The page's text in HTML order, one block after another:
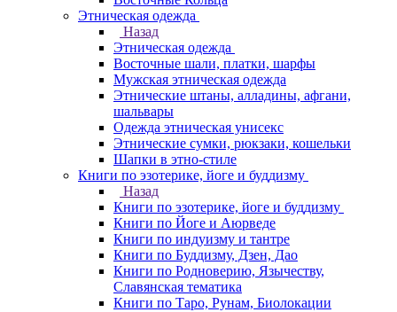
Этническая одежда
Назад
Этническая одежда
Восточные шали, платки, шарфы
Мужская этническая одежда
Этнические штаны, алладины, афгани,
шальвары
Одежда этническая унисекс
Этнические сумки, рюкзаки, кошельки
Шапки в этно-стиле
Книги по эзотерике, йоге и буддизму
Назад
Книги по эзотерике, йоге и буддизму
Книги по Йоге и Аюрведе
Книги по индуизму и тантре
Книги по Буддизму, Дзен, Дао
Книги по Родноверию, Язычеству,
Славянская тематика
Книги по Таро, Рунам, Биолокации